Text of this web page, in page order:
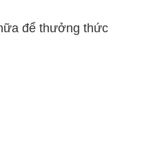
để thưởng thức